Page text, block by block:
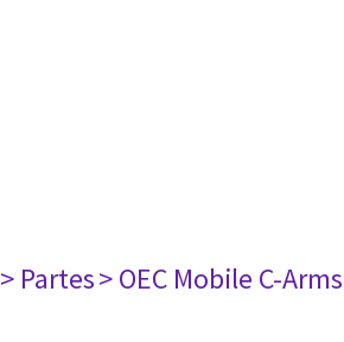
> Partes> OEC Mobile C-Arms